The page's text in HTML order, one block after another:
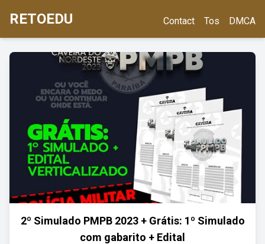
RETOEDU Contact Tos DMCA
2º Simulado PMPB 2023 + Grátis: 1º Simulado
com gabarito + Edital